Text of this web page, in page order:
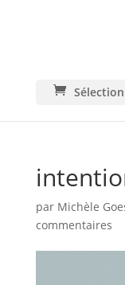
par Michèle
commentaires